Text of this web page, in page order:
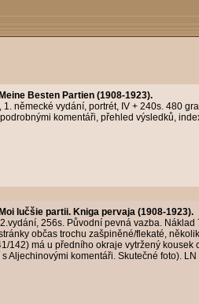
Meine Besten Partien (1908-1923).
německé vydání, portrét, IV + 240s. 480
komentáři, přehled výsledků,
Moi lučšie partii. Kniga pervaja (1908-1923).
256s. Původní pevná vazba.
občas trochu zašpiněné/flekaté,
142) má u předního okraje vytržený
Aljechinovými komentáři. Skutečné foto).